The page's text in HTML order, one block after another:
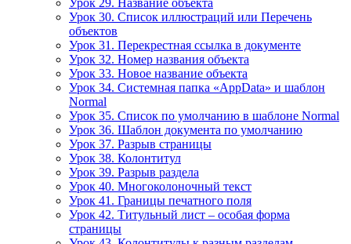
Урок 29. Название объекта
Урок 30. Список иллюстраций или Перечень
объектов
Урок 31. Перекрестная ссылка в документе
Урок 32. Номер названия объекта
Урок 33. Новое название объекта
Урок 34. Системная папка «AppData» и шаблон
Normal
Урок 35. Список по умолчанию в шаблоне Normal
Урок 36. Шаблон документа по умолчанию
Урок 37. Разрыв страницы
Урок 38. Колонтитул
Урок 39. Разрыв раздела
Урок 40. Многоколоночный текст
Урок 41. Границы печатного поля
Урок 42. Титульный лист – особая форма
страницы